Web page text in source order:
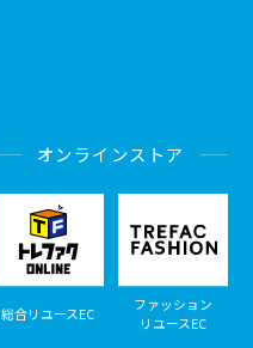
オンラインストア
総合リユースEC
ファッション
リユースEC